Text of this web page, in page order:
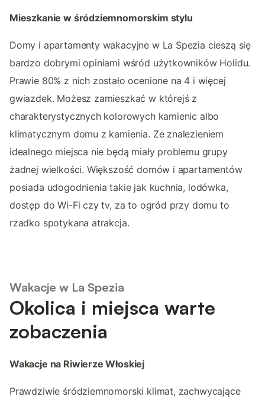
Mieszkanie w śródziemnomorskim stylu
Domy i apartamenty wakacyjne w La Spezia cieszą się
bardzo dobrymi opiniami wśród użytkowników Holidu.
Prawie 80% z nich zostało ocenione na 4 i więcej
gwiazdek. Możesz zamieszkać w którejś z
charakterystycznych kolorowych kamienic albo
klimatycznym domu z kamienia. Ze znalezieniem
idealnego miejsca nie będą miały problemu grupy
żadnej wielkości. Większość domów i apartamentów
posiada udogodnienia takie jak kuchnia, lodówka,
dostęp do Wi-Fi czy tv, za to ogród przy domu to
rzadko spotykana atrakcja.
Wakacje w La Spezia
Okolica i miejsca warte
zobaczenia
Wakacje na Riwierze Włoskiej
Prawdziwie śródziemnomorski klimat, zachwycające